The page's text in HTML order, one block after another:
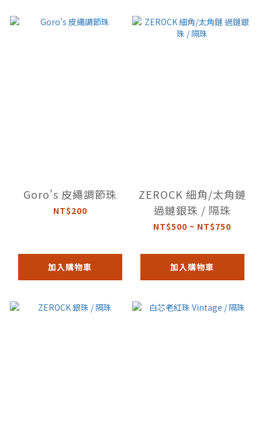
Goro's 皮繩調節珠
NT$200
加入購物車
ZEROCK 細角/太角鏈
過鏈銀珠 / 隔珠
NT$500 ~ NT$750
加入購物車